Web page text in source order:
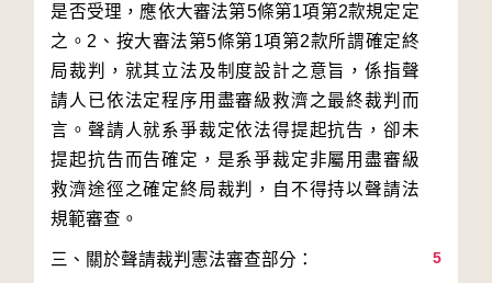
是否受理，應依大審法第5條第1項第2款規定定
之。2、按大審法第5條第1項第2款所謂確定終
局裁判，就其立法及制度設計之意旨，係指聲
請人已依法定程序用盡審級救濟之最終裁判而
言。聲請人就系爭裁定依法得提起抗告，卻未
提起抗告而告確定，是系爭裁定非屬用盡審級
救濟途徑之確定終局裁判，自不得持以聲請法
5